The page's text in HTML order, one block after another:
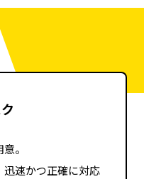
。
迅速かつ正確に対応